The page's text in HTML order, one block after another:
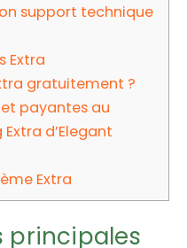
support technique
Extra
gratuitement ?
payantes au
d’Elegant
Extra
principales